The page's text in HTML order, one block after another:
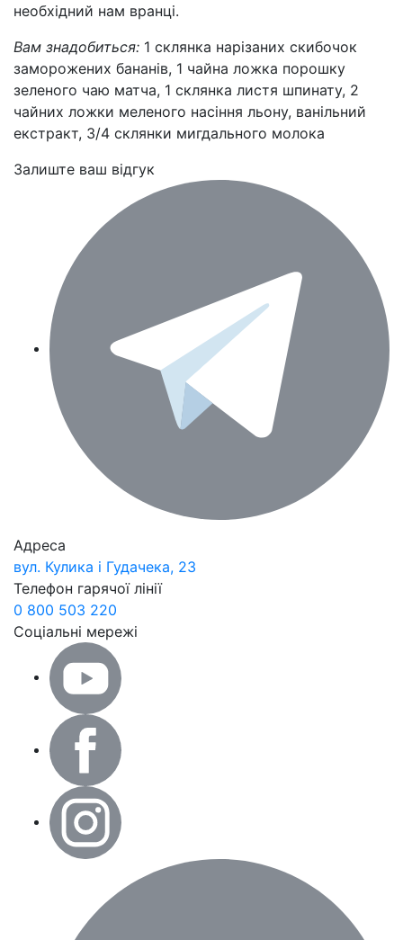
необхідний нам вранці.
Вам знадобиться: 1 склянка нарізаних скибочок
заморожених бананів, 1 чайна ложка порошку
зеленого чаю матча, 1 склянка листя шпинату, 2
чайних ложки меленого насіння льону, ванільний
екстракт, 3/4 склянки мигдального молока
Залиште ваш відгук
Адреса
вул. Кулика і Гудачека, 23
Телефон гарячої лінії
0 800 503 220
Соціальні мережі